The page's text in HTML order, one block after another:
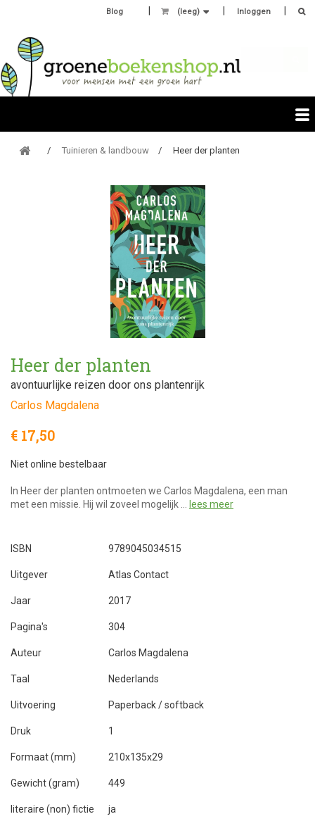
Inloggen
(leeg)
Blog
Tuinieren & landbouw Heer der planten
Heer der planten
avontuurlijke reizen door ons plantenrijk
Carlos Magdalena
€ 17,50
Niet online bestelbaar
In Heer der planten ontmoeten we Carlos Magdalena, een man
met een missie. Hij wil zoveel mogelijk …
lees meer
ISBN 9789045034515
Uitgever Atlas Contact
Jaar 2017
Pagina's 304
Auteur Carlos Magdalena
Taal Nederlands
Uitvoering Paperback / softback
Druk 1
Formaat (mm) 210x135x29
Gewicht (gram) 449
literaire (non) fictie ja